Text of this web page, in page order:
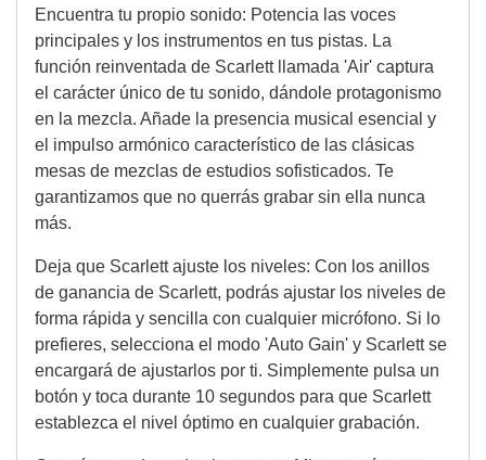
Encuentra tu propio sonido: Potencia las voces
principales y los instrumentos en tus pistas. La
función reinventada de Scarlett llamada 'Air' captura
el carácter único de tu sonido, dándole protagonismo
en la mezcla. Añade la presencia musical esencial y
el impulso armónico característico de las clásicas
mesas de mezclas de estudios sofisticados. Te
garantizamos que no querrás grabar sin ella nunca
más.
Deja que Scarlett ajuste los niveles: Con los anillos
de ganancia de Scarlett, podrás ajustar los niveles de
forma rápida y sencilla con cualquier micrófono. Si lo
prefieres, selecciona el modo 'Auto Gain' y Scarlett se
encargará de ajustarlos por ti. Simplemente pulsa un
botón y toca durante 10 segundos para que Scarlett
establezca el nivel óptimo en cualquier grabación.